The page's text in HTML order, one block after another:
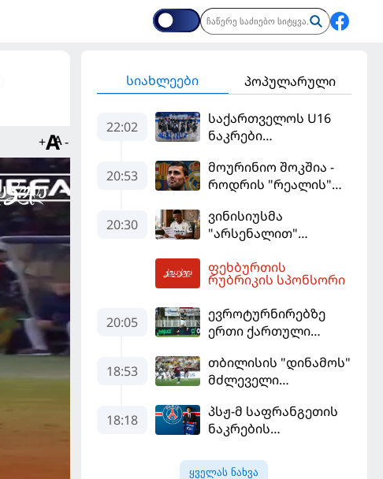
+ -
სიახლეები პოპულარული
22:02
საქართველოს U16
ნაკრები
ფინალურ ეტაპზე – A
დივიზიონში
20:53
მოურინიო შოკშია -
როდრის "რეალის"
და "ბარსელონაში"
გადადის
20:30
ვინისიუსმა
"არსენალით"
გამოიყენა და
"რეალთან"
მომგებიანად
გააგრძელა
ფეხბურთის
რუბრიკის სპონსორი
20:05
ევროტურნირებზე
ერთი ქართული
18:53
თბილისის "დინამოს"
მძლეველი
"ჰაიდუკთან"
განადგურდა
18:18
პსჟ-მ საფრანგეთის
ნაკრების
დაიმატა
ყველას ნახვა